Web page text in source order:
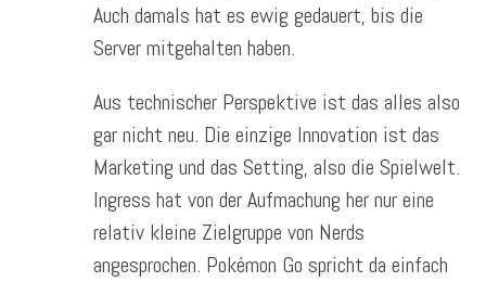
Auch damals hat es ewig gedauert, bis die
Server mitgehalten haben.
Aus technischer Perspektive ist das alles also
gar nicht neu. Die einzige Innovation ist das
Marketing und das Setting, also die Spielwelt.
Ingress hat von der Aufmachung her nur eine
relativ kleine Zielgruppe von Nerds
angesprochen. Pokémon Go spricht da einfach